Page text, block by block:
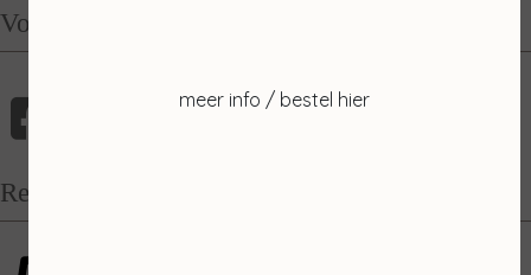
Volg mij
Recensies
meer info / bestel hier